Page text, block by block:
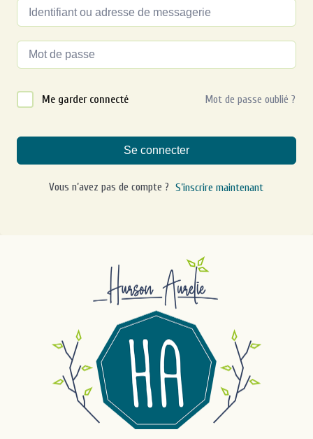
Alternative:Me garder connecté Mot de passe oublié ?
Se connecter
Vous n’avez pas de compte ? S’inscrire maintenant